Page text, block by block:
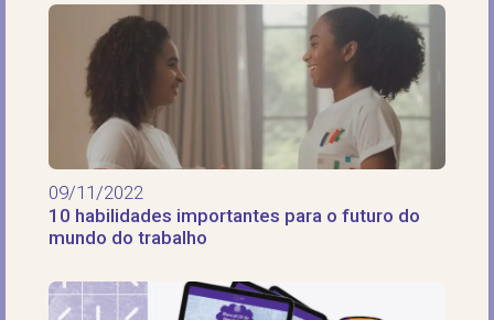
09/11/2022
10 habilidades importantes para o futuro do
mundo do trabalho